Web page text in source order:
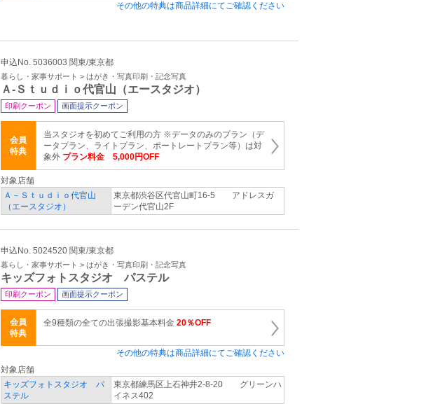
その他の特典は商品詳細にてご確認ください
申込No. 5036003 関東/東京都
暮らし・家事サポート > はがき・写真印刷・記念写真
Ａ‐Ｓｔｕｄｉｏ代官山（エースタジオ）
印刷クーポン 画面提示クーポン
会員
特典
当スタジオを初めてご利用の方 ※データのみのプラン（デ
ータプラン、ライトプラン、ポートレートプラン等）は対
象外 プラン料金 5,000円OFF
対象店舗
Ａ－Ｓｔｕｄｉｏ代官山
（エースタジオ）
東京都渋谷区代官山町16-5 アドレスガ
ーデン代官山2F
申込No. 5024520 関東/東京都
暮らし・家事サポート > はがき・写真印刷・記念写真
キッズフォトスタジオ パステル
印刷クーポン 画面提示クーポン
会員
特典
全9種類の全ての出張撮影基本料金 20％OFF
その他の特典は商品詳細にてご確認ください
対象店舗
キッズフォトスタジオ パ
ステル
東京都練馬区上石神井2-8-20 グリーンハ
イネス402